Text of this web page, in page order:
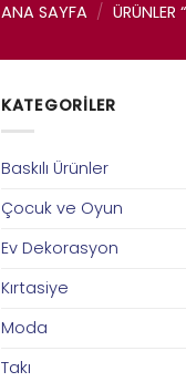
ANA SAYFA / ÜRÜNLER
KATEGORILER
Baskılı Ürünler
Çocuk ve Oyun
Ev Dekorasyon
Kırtasiye
Moda
Takı